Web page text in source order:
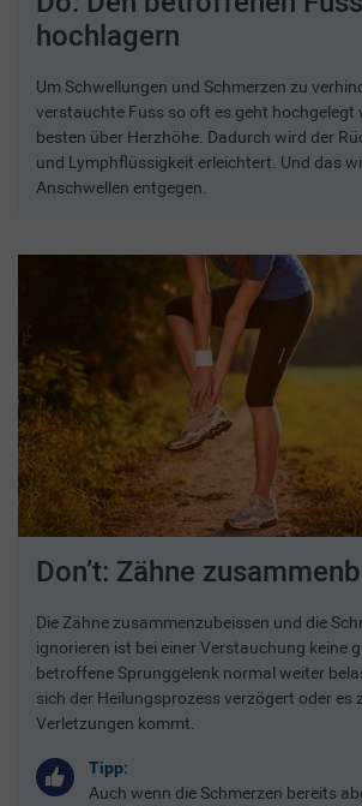
hochlagern
Um Schwellungen und Schmerzen zu
verstauchte Fuss so oft es geht hochgelegt
besten über Herzhöhe. Dadurch wird der
und Lymphflüssigkeit erleichtert. Und das
Anschwellen entgegen.
Don’t: Zähne
Die Zähne zusammenzubeissen und die
ignorieren ist bei einer Verstauchung keine
betroffene Sprunggelenk normal weiter
sich der Heilungsprozess verzögert oder es
Verletzungen kommt.
Tipp:
Auch wenn die Schmerzen bereits